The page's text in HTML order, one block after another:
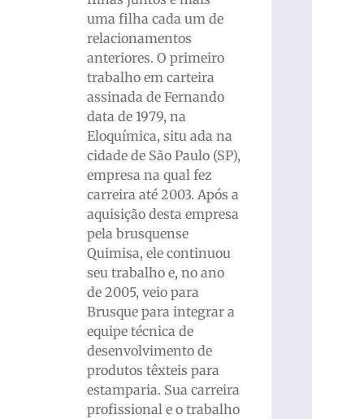
uma filha cada um de
relacionamentos
anteriores. O primeiro
trabalho em carteira
assinada de Fernando
data de 1979, na
Eloquímica, situ ada na
cidade de São Paulo (SP),
empresa na qual fez
carreira até 2003. Após a
aquisição desta empresa
pela brusquense
Quimisa, ele continuou
seu trabalho e, no ano
de 2005, veio para
Brusque para integrar a
equipe técnica de
desenvolvimento de
produtos têxteis para
estamparia. Sua carreira
profissional e o trabalho